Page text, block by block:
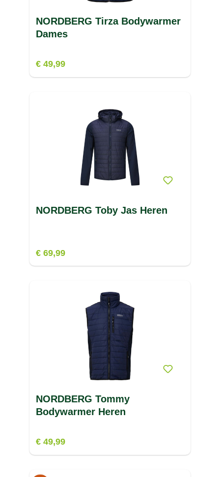
NORDBERG Tirza Bodywarmer
Dames
€ 49,99
NORDBERG Toby Jas Heren
€ 69,99
NORDBERG Tommy
Bodywarmer Heren
€ 49,99